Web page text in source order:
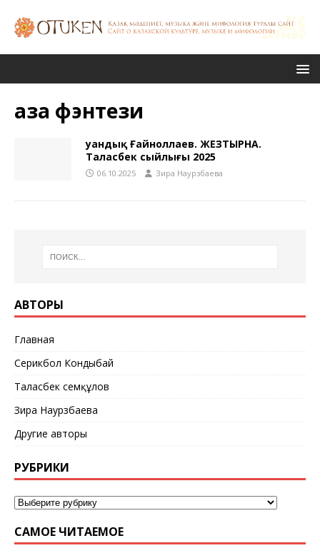
қазақ фэнтези
Қуандық Ғайноллаев. ЖЕЗТЫРНАҚ.
Таласбек сыйлығы 2025
06.10.2025 Зира Наурзбаева
АВТОРЫ
Главная
Серикбол Кондыбай
Таласбек Әсемқұлов
Зира Наурзбаева
Другие авторы
РУБРИКИ
САМОЕ ЧИТАЕМОЕ